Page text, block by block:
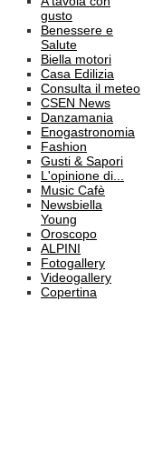
gusto
Benessere e
Salute
Biella motori
Casa Edilizia
Consulta il meteo
CSEN News
Danzamania
Enogastronomia
Fashion
Gusti & Sapori
L'opinione di...
Music Cafè
Newsbiella
Young
Oroscopo
ALPINI
Fotogallery
Videogallery
Copertina